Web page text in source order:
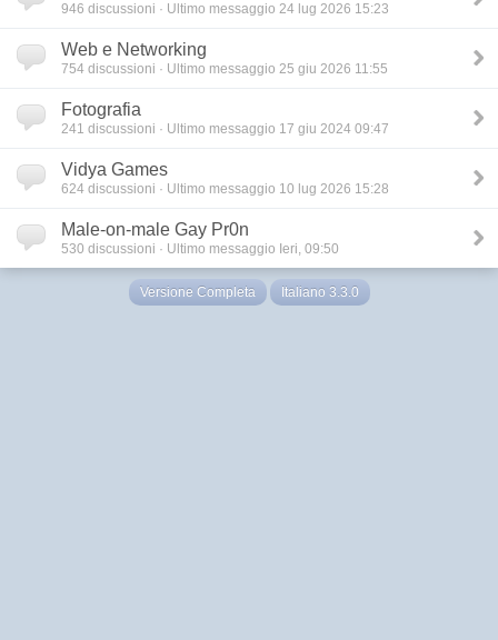
946 discussioni · Ultimo messaggio 24 lug 2026 15:23
Web e Networking
754 discussioni · Ultimo messaggio 25 giu 2026 11:55
Fotografia
241 discussioni · Ultimo messaggio 17 giu 2024 09:47
Vidya Games
624 discussioni · Ultimo messaggio 10 lug 2026 15:28
Male-on-male Gay Pr0n
530 discussioni · Ultimo messaggio Ieri, 09:50
Versione Completa Italiano 3.3.0